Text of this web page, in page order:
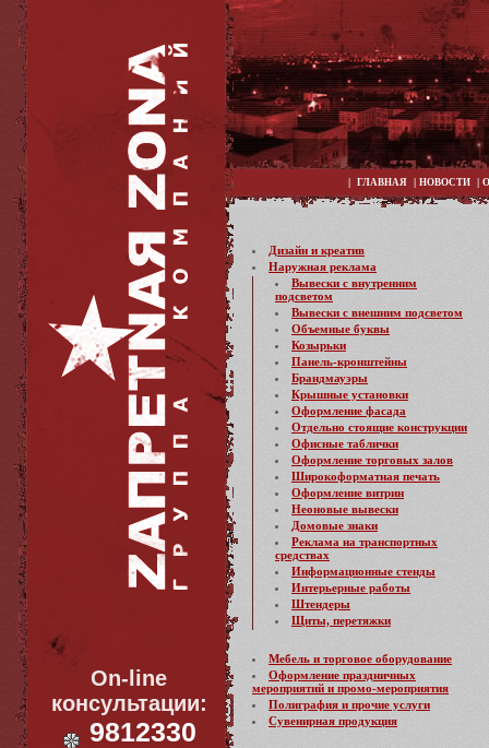
On-line
консультации:
9812330
| ГЛАВНАЯ | НОВОСТИ |
Дизайн и креатив
Наружная реклама
Вывески с внутренним
подсветом
Вывески с внешним подсветом
Объемные буквы
Козырьки
Панель-кронштейны
Брандмауэры
Крышные установки
Оформление фасада
Отдельно стоящие конструкции
Офисные таблички
Оформление торговых залов
Широкоформатная печать
Оформление витрин
Неоновые вывески
Домовые знаки
Реклама на транспортных
средствах
Информационные стенды
Интерьерные работы
Штендеры
Щиты, перетяжки
Мебель и торговое оборудование
Оформление праздничных
мероприятий и промо-мероприятия
Полиграфия и прочие услуги
Сувенирная продукция